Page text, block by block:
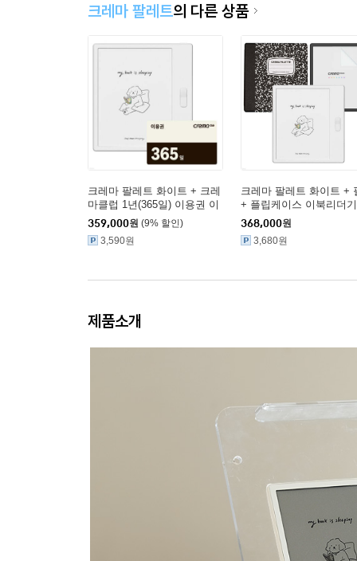
크레마 팔레트의 다른 상품
크레마 팔레트 화이트 + 크레
마클럽 1년(365일) 이용권 이
북리더기
359,000원 (9% 할인)
3,590원
크레마 팔레트 화이트 +
+ 플립케이스 이북리더기
368,000원
3,680원
제품소개